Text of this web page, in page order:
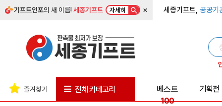
기프트인포의 새 이름!세종기프트 자세히 × 세종기프트, 공공기
즐겨찾기 전체 카테고리
베스트
100
기획전